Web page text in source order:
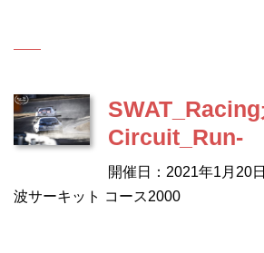
Circuit_Run-
開催日：2021年1月20
波サーキット コース2000